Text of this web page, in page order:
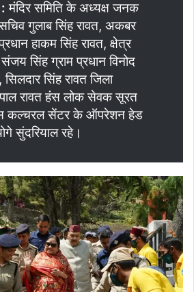
मंदिर समिति के अध्यक्ष जनक
गुलाब सिंह रावत, अकबर
हाकम सिंह रावत, क्षेत्र
सिंह ग्राम प्रधान विनोद
सिंह रावत जिला
रावत हंस लोक सेवक सूरत
कल्चरल सेंटर के ऑपरेशन हेड
सुंदरियाल रहे।